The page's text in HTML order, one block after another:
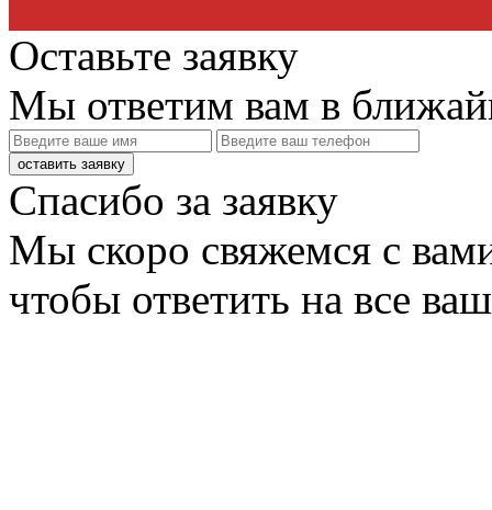
Оставьте заявку
Мы ответим вам в
оставить заявку
Спасибо за заявку
Мы скоро свяжемся с
чтобы ответить на все